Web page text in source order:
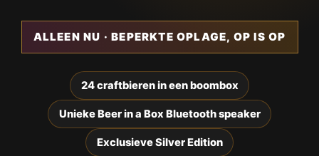
ALLEEN NU · BEPERKTE OPLAGE, OP IS OP
24 craftbieren in een boombox
Unieke Beer in a Box Bluetooth speaker
Exclusieve Silver Edition